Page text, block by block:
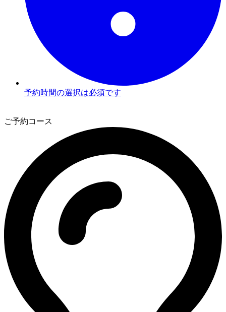
予約時間の選択は必須です
ご予約コース